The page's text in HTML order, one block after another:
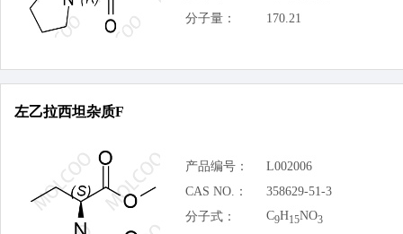
分子量： 170.21
左乙拉西坦杂质F
产品编号：
L002006
CAS NO.：
358629-51-3
分子式：
C9H15NO3